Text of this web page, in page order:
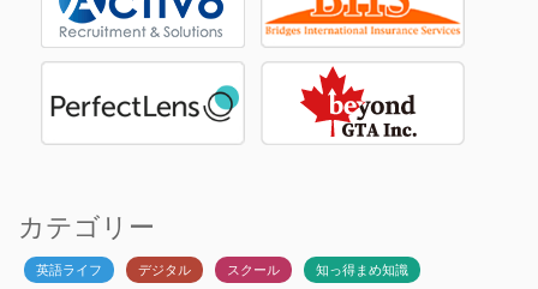
カテゴリー
英語ライフ デジタル スクール 知っ得まめ知識